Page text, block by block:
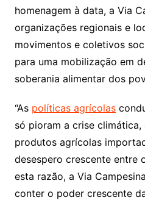
homenagem à data, a Via
organizações regionais e
movimentos e coletivos
para uma mobilização em
soberania alimentar dos
“As políticas agrícolas
só pioram a crise
produtos agrícolas
desespero crescente entre
esta razão, a Via
conter o poder crescente